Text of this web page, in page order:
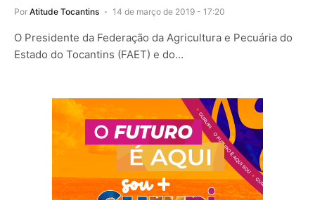
Por Atitude Tocantins 14 de março de 2019 - 17:20
O Presidente da Federação da Agricultura e Pecuária do
Estado do Tocantins (FAET) e do…